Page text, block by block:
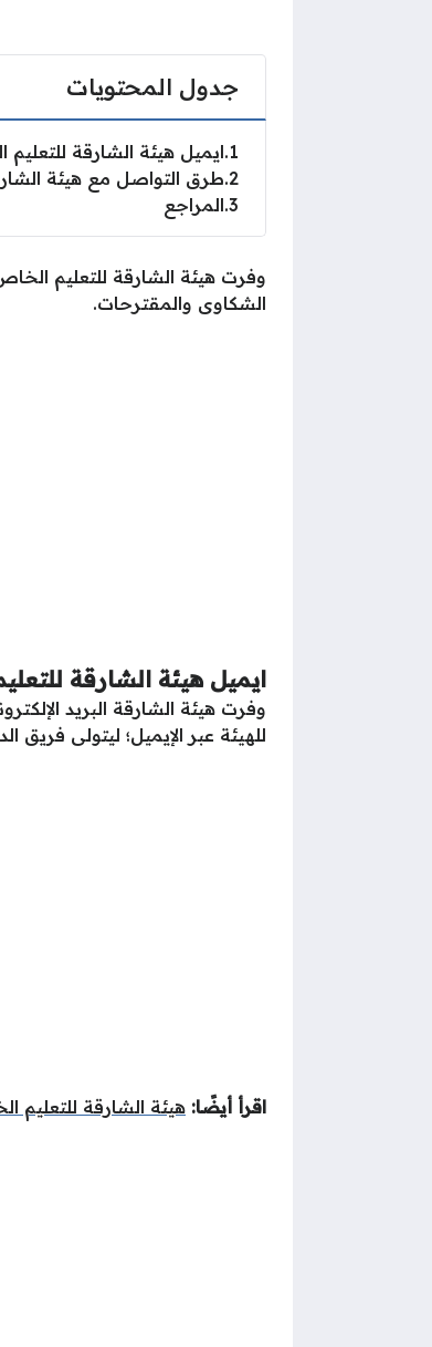
جدول المحتويات
1 ايميل هيئة الشارقة
2 طرق التواصل مع هيئة
3 المراجع
وفرت هيئة الشارقة للتعليم
الشكاوى والمقترحات.
ايميل هيئة الشارقة
وفرت هيئة الشارقة البريد
للهيئة عبر الإيميل؛ ليتولى فريق
اقرأ أيضًا: هيئة الشارقة للتعليم